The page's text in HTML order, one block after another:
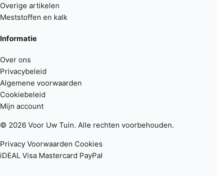
Overige artikelen
Meststoffen en kalk
Informatie
Over ons
Privacybeleid
Algemene voorwaarden
Cookiebeleid
Mijn account
© 2026 Voor Uw Tuin. Alle rechten voorbehouden.
Privacy Voorwaarden Cookies
iDEAL Visa Mastercard PayPal